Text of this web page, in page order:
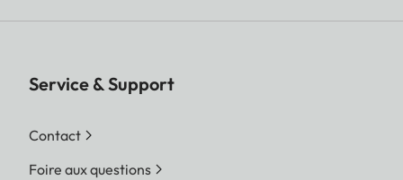
Mesure de
Mesure de l‘exposition à
ouverture réelle
mesure
Service & Support
Contact
Foire aux questions